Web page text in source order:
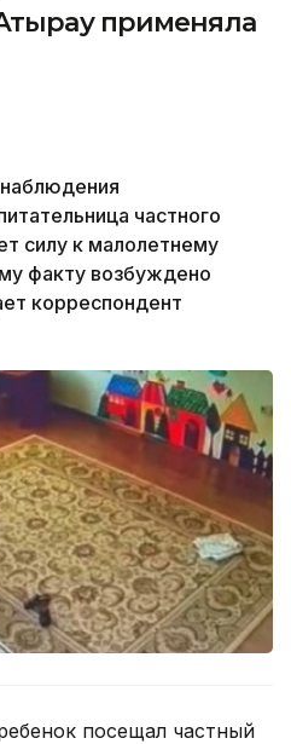
применяла
частного
силу к малолетнему
факту возбуждено
корреспондент
посещал частный